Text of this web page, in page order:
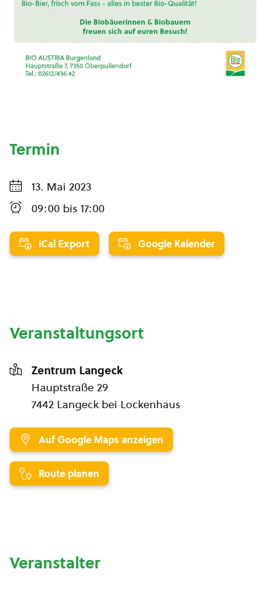
Termin
13. Mai 2023
09:00 bis 17:00
iCal Export Google Kalender
Veranstaltungsort
Zentrum Langeck
Hauptstraße 29
7442 Langeck bei Lockenhaus
Auf Google Maps anzeigen
Route planen
Veranstalter